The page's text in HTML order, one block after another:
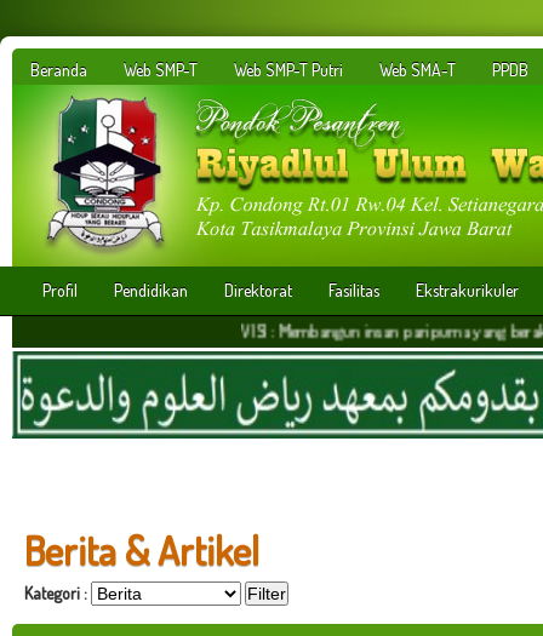
Beranda Web SMP-T Web SMP-T Putri Web SMA-T PPDB
Profil Pendidikan Direktorat Fasilitas
Ekstrakurikuler
VISI : Membangun insan paripurna yang berakhlakul
Berita & Artikel
Kategori :